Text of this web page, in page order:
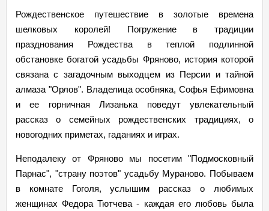
Рождественское путешествие в золотые времена
шелковых королей! Погружение в традиции
празднования Рождества в теплой подлинной
обстановке богатой усадьбы Фряново, история которой
связана с загадочным выходцем из Персии и тайной
алмаза "Орлов". Владелица особняка, Софья Ефимовна
и ее горничная Лизанька поведут увлекательный
рассказ о семейных рождественских традициях, о
новогодних приметах, гаданиях и играх.
Неподалеку от Фряново мы посетим "Подмосковный
Парнас", "страну поэтов" усадьбу Мураново. Побываем
в комнате Гоголя, услышим рассказ о любимых
женщинах Федора Тютчева - каждая его любовь была